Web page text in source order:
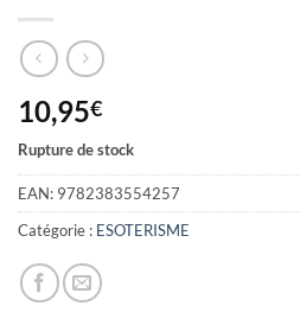
10,95€
Rupture de stock
EAN: 9782383554257
Catégorie : ESOTERISME